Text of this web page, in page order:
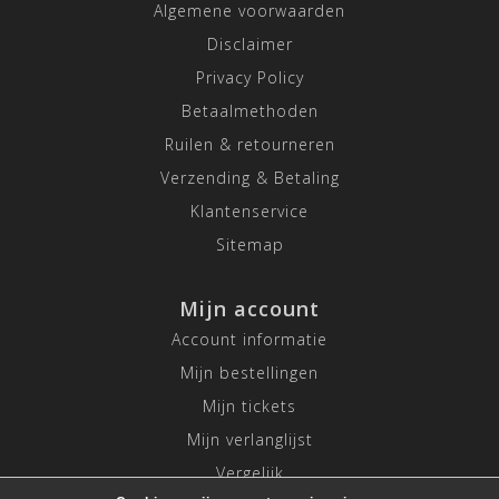
Algemene voorwaarden
Disclaimer
Privacy Policy
Betaalmethoden
Ruilen & retourneren
Verzending & Betaling
Klantenservice
Sitemap
Mijn account
Account informatie
Mijn bestellingen
Mijn tickets
Mijn verlanglijst
Vergelijk